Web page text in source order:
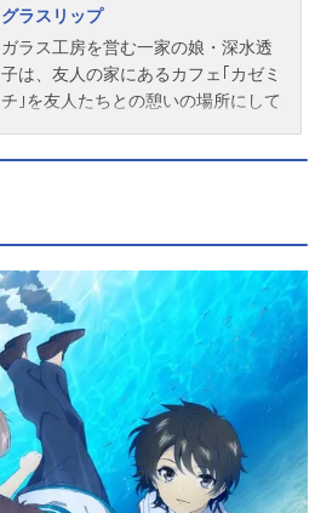
グラスリップ
ガラス工房を営む一家の娘・深水透
子は、友人の家にあるカフェ｢カゼミ
チ｣を友人たちとの憩いの場所にして
前に現れた転校生の少年・沖倉駆
ことのない動揺を覚えながらも、透
子は胸の中に、放っておけない感情
が生まれていることに気が付く...。
作品名グラスリップ放送形態TVアニ
メスケジュール2014年7月3日（木）
～2014年9月25日（木）TOKYOMX
ほか話数全13話キャスト深水透子：
深川芹亜高山やなぎ：早見沙織永宮
幸：種田梨沙沖倉駆：逢坂良太井美